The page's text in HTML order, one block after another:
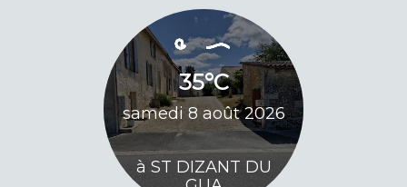
35°C
samedi 8 août 2026
à ST DIZANT DU